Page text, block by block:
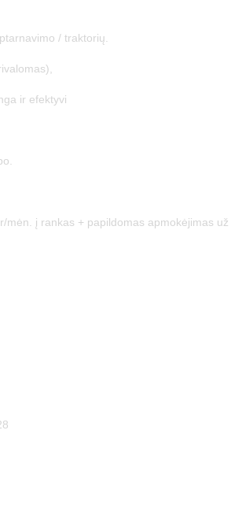
/ traktorių.
ir efektyvi
mėn. į rankas + papildomas apmokėjimas už